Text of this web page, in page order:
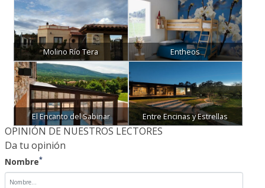
Molino Río Tera Entheos
El Encanto del Sabinar Entre Encinas y Estrellas
OPINIÓN DE NUESTROS LECTORES
Da tu opinión
Nombre*